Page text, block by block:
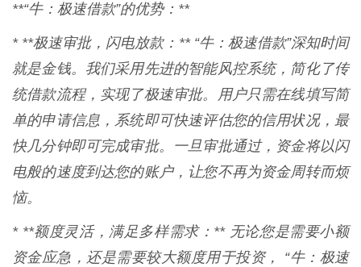
**“牛：极速借款”的优势：**
* **极速审批，闪电放款：** “牛：极速借款”深知时间
就是金钱。我们采用先进的智能风控系统，简化了传
统借款流程，实现了极速审批。用户只需在线填写简
单的申请信息，系统即可快速评估您的信用状况，最
快几分钟即可完成审批。一旦审批通过，资金将以闪
电般的速度到达您的账户，让您不再为资金周转而烦
恼。
* **额度灵活，满足多样需求：** 无论您是需要小额
资金应急，还是需要较大额度用于投资， “牛：极速